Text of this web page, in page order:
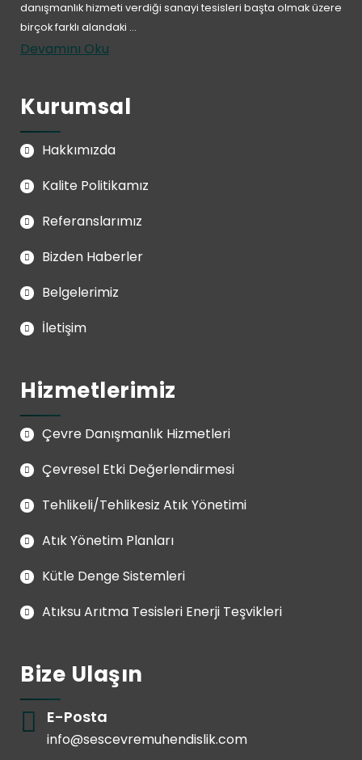
danışmanlık hizmeti verdiği sanayi tesisleri başta olmak üzere
birçok farklı alandaki ...
Devamını Oku
Kurumsal
Hakkımızda
Kalite Politikamız
Referanslarımız
Bizden Haberler
Belgelerimiz
İletişim
Hizmetlerimiz
Çevre Danışmanlık Hizmetleri
Çevresel Etki Değerlendirmesi
Tehlikeli/Tehlikesiz Atık Yönetimi
Atık Yönetim Planları
Kütle Denge Sistemleri
Atıksu Arıtma Tesisleri Enerji Teşvikleri
Bize Ulaşın
E-Posta
info@sescevremuhendislik.com